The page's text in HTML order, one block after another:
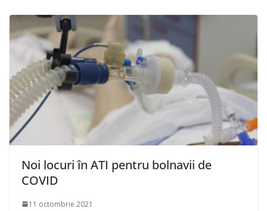
Noi locuri în ATI pentru bolnavii de
COVID
11 octombrie 2021